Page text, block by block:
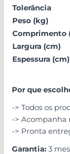
Tolerância
Peso (kg)
Comprimento
Largura (cm)
Espessura (cm)
Por que
-> Todos os
-> Acompanha
-> Pronta
Garantia: 3